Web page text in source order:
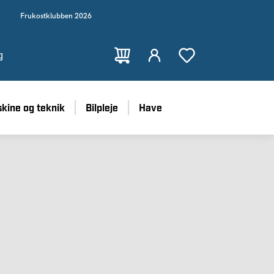
Frukostklubben 2026
og teknik Bilpleje Have